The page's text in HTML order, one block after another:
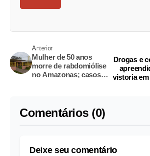
Anterior
Mulher de 50 anos
morre de rabdomiólise
no Amazonas; casos
Drogas e
vistoria
Comentários (0)
Deixe seu comentário